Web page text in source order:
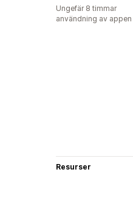
Ungefär 8 timmar
användning av appen
Resurser